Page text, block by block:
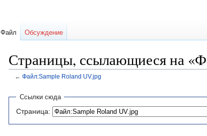
Страницы, ссылающиеся на
← Файл:Sample Roland UV.jpg
Перейти
навигации
Перейти
поиску
Ссылки сюда
Страница:
Файл Обсуждение